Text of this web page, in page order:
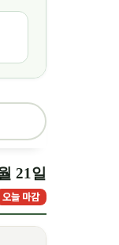
21일
오늘 마감